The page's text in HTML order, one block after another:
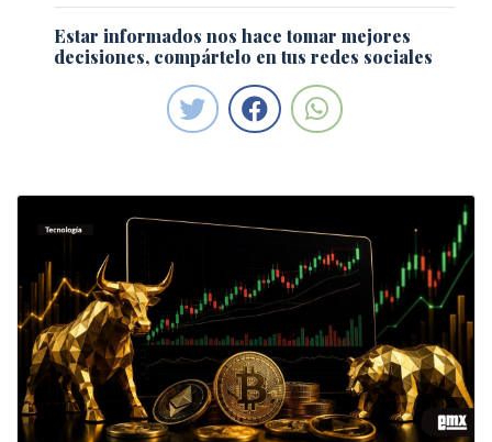
Estar informados nos hace tomar mejores
decisiones, compártelo en tus redes sociales